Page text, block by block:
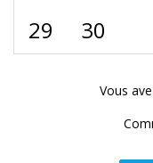
29
30
Vous